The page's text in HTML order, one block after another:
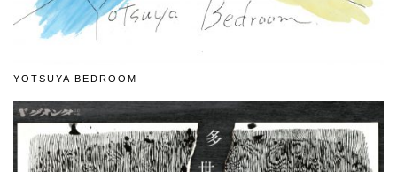
YOTSUYA BEDROOM